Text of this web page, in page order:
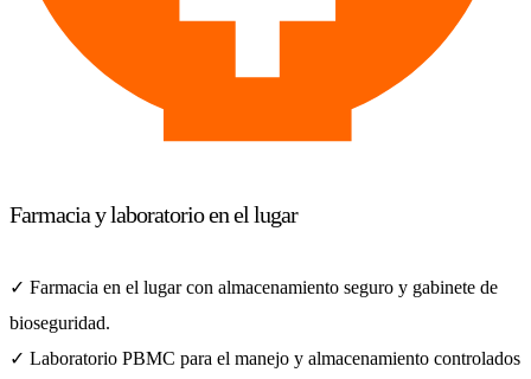
Farmacia y laboratorio en el lugar
✓ Farmacia en el lugar con almacenamiento seguro y gabinete de
bioseguridad.
✓ Laboratorio PBMC para el manejo y almacenamiento controlados